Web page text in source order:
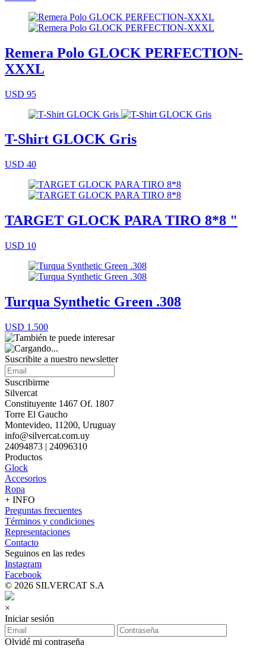
Remera Polo GLOCK PERFECTION-
XXXL
USD 95
T-Shirt GLOCK Gris
USD 40
TARGET GLOCK PARA TIRO 8*8 "
USD 10
Turqua Synthetic Green .308
USD 1.500
Suscribite a nuestro newsletter
Suscribirme
Silvercat
Constituyente 1467 Of. 1807
Torre El Gaucho
Montevideo, 11200, Uruguay
info@silvercat.com.uy
24094873 | 24096310
Productos
Glock
Accesorios
Ropa
+ INFO
Preguntas frecuentes
Términos y condiciones
Representaciones
Contacto
Seguinos en las redes
Instagram
Facebook
© 2026 SILVERCAT S.A
×
Iniciar sesión
Olvidé mi contraseña